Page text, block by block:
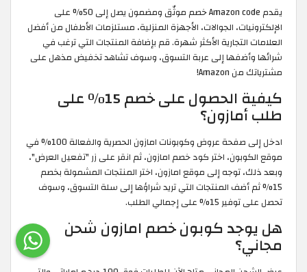
يقدم Amazon code خصم موثّق ومضمون يصل إلى 50% على
الإلكترونيات، الجوالات، الأجهزة المنزلية، مستلزمات الأطفال من أفضل
العلامات التجارية الأكثر شهرة. قم بإضافة المنتجات التي ترغب في
شرائها وأضفها إلى عربة التسوق، وسوف تشاهد تخفيض مذهل على
مشترياتك من Amazon!
كيفية الحصول على خصم 15٪ على
طلب أمازون؟
ادخل إلى صفحة عروض وكوبونات امازون الحصرية والفعالة 100% في
موقع الكوبون، اختر كود خصم امازون، ثم انقر على زر "تفعيل العرض"،
وبعد ذلك، توجه إلى موقع امازون، اختر المنتجات المشمولة بخصم
15% ثم أضف المنتجات التي تريد شراؤها إلى سلة التسوق، وسوف
تحصل على توفير 15% على إجمالي الطلب.
هل يوجد كوبون خصم امازون شحن
مجاني؟